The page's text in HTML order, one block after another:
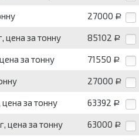
27000 Р
цена за тонну 85102 Р
за тонну 71550 Р
27000 Р
за тонну 63392 Р
цена за тонну 63000 Р